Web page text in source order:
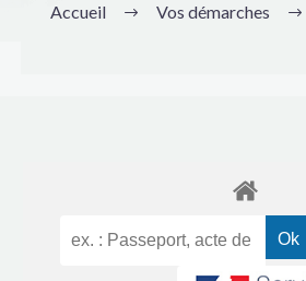
Accueil Vos démarches